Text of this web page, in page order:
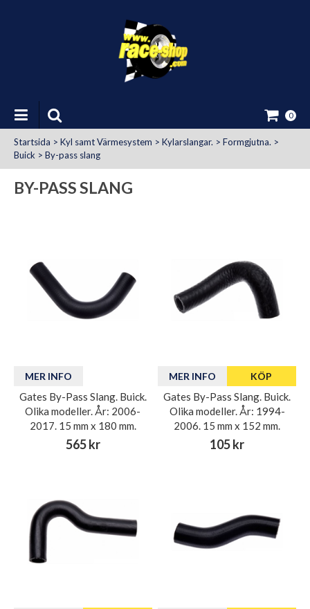
0
Uttag
Startsida > Kyl samt Värmesystem > Kylarslangar. > Formgjutna. >
Buick > By-pass slang
BY-PASS SLANG
MER INFO
Gates By-Pass Slang. Buick.
Olika modeller. År: 2006-
2017. 15 mm x 180 mm.
565 kr
MER INFO KÖP
Gates By-Pass Slang. Buick.
Olika modeller. År: 1994-
2006. 15 mm x 152 mm.
105 kr